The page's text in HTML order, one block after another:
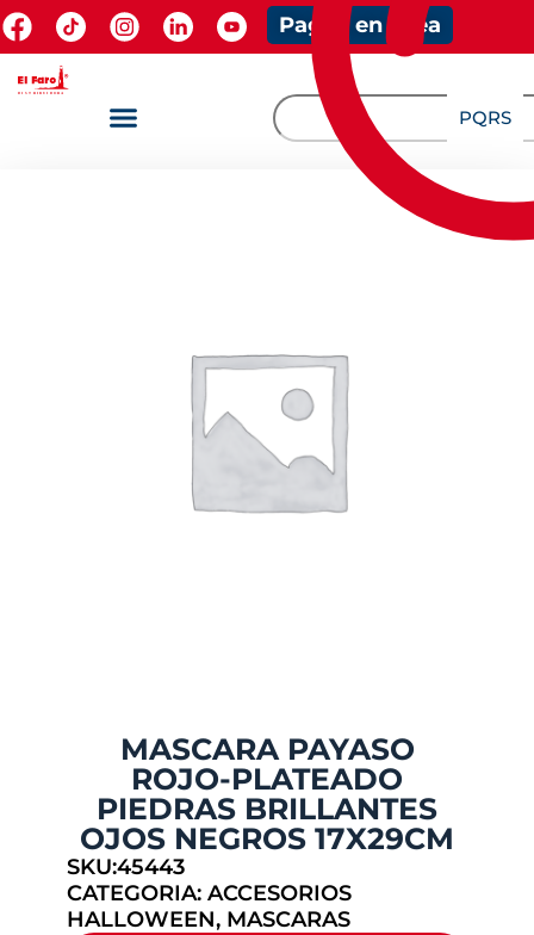
Pagos en línea
PQRS
MASCARA PAYASO
ROJO-PLATEADO
PIEDRAS BRILLANTES
OJOS NEGROS 17X29CM
SKU:45443
CATEGORIA: ACCESORIOS
HALLOWEEN, MASCARAS